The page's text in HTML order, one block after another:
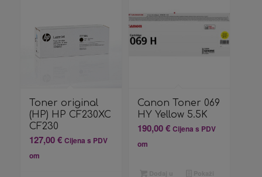
Toner original
(HP) HP CF230XC
CF230
127,00€ Cijena s PDV
om
Canon Toner 069
HY Yellow 5.5K
190,00€ Cijena s PDV
om